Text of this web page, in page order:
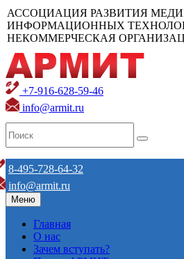
АССОЦИАЦИЯ РАЗВИТИЯ
ИНФОРМАЦИОННЫХ
НЕКОММЕРЧЕСКАЯ
+7-916-628-59-46
info@armit.ru
8-495-728-64-32
info@armit.ru
Меню
Главная
О нас
Зачем вступать?